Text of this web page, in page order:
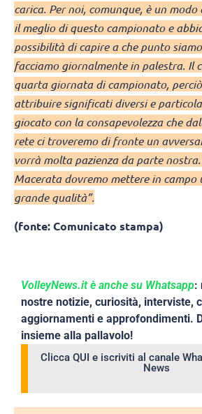
carica. Per noi, comunque, è un
il meglio di questo campionato e
possibilità di capire a che punto
facciamo giornalmente in palestra. Il
quarta giornata di campionato,
attribuire significati diversi e
giocato con la consapevolezza che
rete ci troveremo di fronte un
vorrà molta pazienza da parte
Macerata dovremo mettere in campo
grande qualità”.
(fonte: Comunicato stampa)
VolleyNews.it è anche su Whatsapp:
nostre notizie, curiosità, interviste,
aggiornamenti e approfondimenti.
insieme alla pallavolo!
Clicca QUI e iscriviti al canale
News